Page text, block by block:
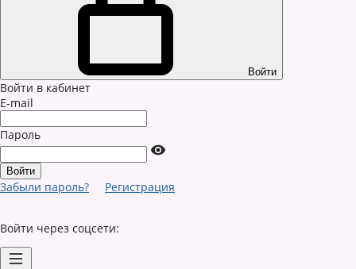
Войти
Войти в кабинет
E-mail
Пароль
Забыли пароль? Регистрация
Войти через соцсети: